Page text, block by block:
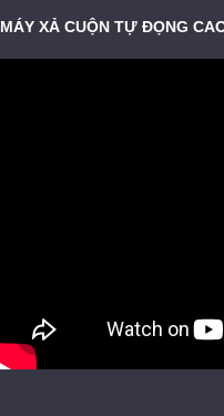
MÁY XẢ CUỘN TỰ ĐỌNG